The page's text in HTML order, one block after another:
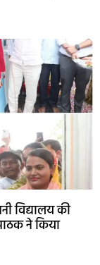
विद्यालय की
ने किया